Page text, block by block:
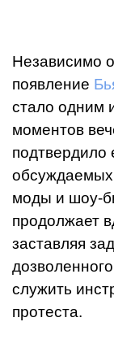
Независимо
появление
стало одним
моментов
подтвердило
моды и шоу-
продолжает
заставляя
служить
протеста.